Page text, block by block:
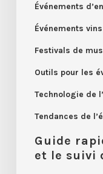
Événements
Événements
Festivals de
Outils pour les
Technologie de
Tendances de
taux
d’occupation
Guide
et le suivi